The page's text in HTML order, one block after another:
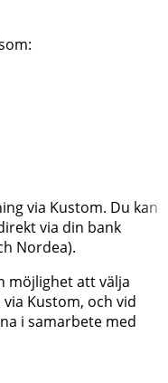
via Kustom. Du kan
via din bank
Nordea).
möjlighet att välja
Kustom, och vid
i samarbete med